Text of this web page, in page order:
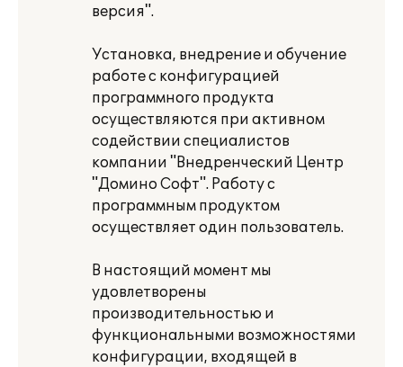
версия".
Установка, внедрение и обучение
работе с конфигурацией
программного продукта
осуществляются при активном
содействии специалистов
компании "Внедренческий Центр
"Домино Софт". Работу с
программным продуктом
осуществляет один пользователь.
В настоящий момент мы
удовлетворены
производительностью и
функциональными возможностями
конфигурации, входящей в